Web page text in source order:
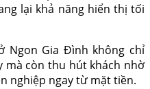
lại khả năng hiển thị tối
Ngon Gia Đình không chỉ
mà còn thu hút khách nhờ
nghiệp ngay từ mặt tiền.